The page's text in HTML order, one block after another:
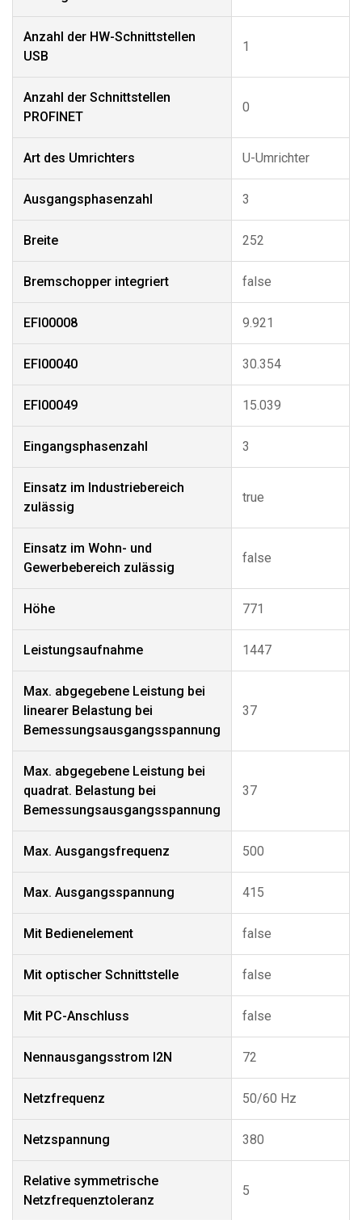
Anzahl der HW-Schnittstellen
USB
1
Anzahl der Schnittstellen
PROFINET
0
Art des Umrichters U-Umrichter
Ausgangsphasenzahl 3
Breite 252
Bremschopper integriert false
EFI00008 9.921
EFI00040 30.354
EFI00049 15.039
Eingangsphasenzahl 3
Einsatz im Industriebereich
zulässig
true
Einsatz im Wohn- und
Gewerbebereich zulässig
false
Höhe 771
Leistungsaufnahme 1447
Max. abgegebene Leistung bei
linearer Belastung bei
Bemessungsausgangsspannung
37
Max. abgegebene Leistung bei
quadrat. Belastung bei
Bemessungsausgangsspannung
37
Max. Ausgangsfrequenz 500
Max. Ausgangsspannung 415
Mit Bedienelement false
Mit optischer Schnittstelle false
Mit PC-Anschluss false
Nennausgangsstrom I2N 72
Netzfrequenz 50/60 Hz
Netzspannung 380
Relative symmetrische
Netzfrequenztoleranz
5